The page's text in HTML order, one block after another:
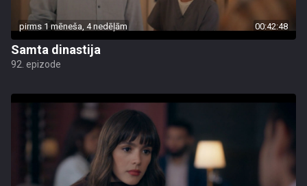
pirms 1 mēneša, 4 nedēļām 00:42:48
Samta dinastija
92. epizode